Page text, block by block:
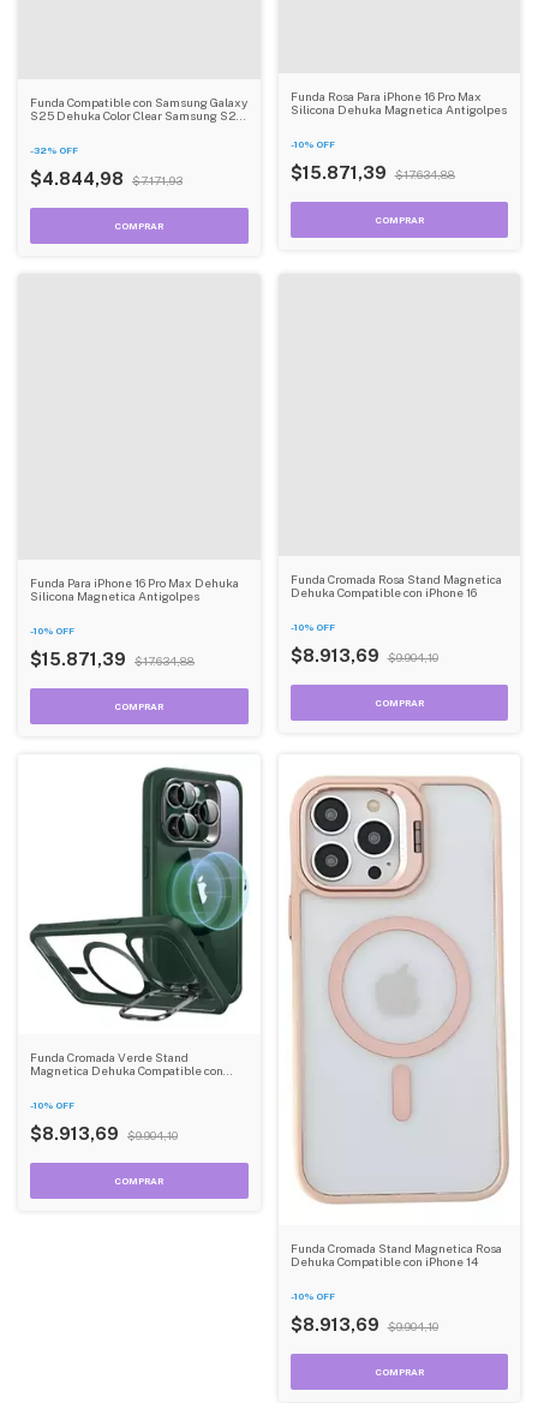
Funda Compatible con Samsung Galaxy
S25 Dehuka Color Clear Samsung S24
-32% OFF
$4.844,98 $7.171,93
Funda Rosa Para iPhone 16 Pro Max
Silicona Dehuka Magnetica Antigolpes
-10% OFF
$15.871,39 $17.634,88
Funda Para iPhone 16 Pro Max Dehuka
Silicona Magnetica Antigolpes
-10% OFF
$15.871,39 $17.634,88
Funda Cromada Rosa Stand Magnetica
Dehuka Compatible con iPhone 16
-10% OFF
$8.913,69 $9.904,10
Funda Cromada Verde Stand
Magnetica Dehuka Compatible con
-10% OFF
$8.913,69 $9.904,10
Funda Cromada Stand Magnetica Rosa
Dehuka Compatible con iPhone 14
-10% OFF
$8.913,69 $9.904,10